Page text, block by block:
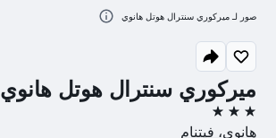
ميركوري سنترال هوتل هانوي
3 نجوم
هانوي، فيتنام
صور لـ ميركوري سنترال هوتل هانوي